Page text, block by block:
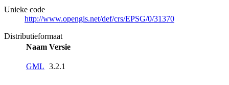
Unieke code
http://www.opengis.net/def/crs/EPSG/0/31370
Distributieformaat
Naam Versie
GML 3.2.1